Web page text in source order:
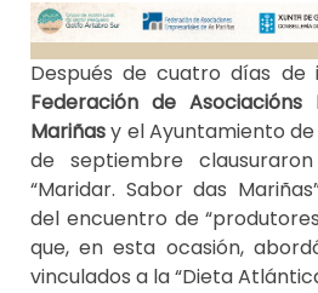
Después de cuatro días de
Federación de Asociacións
Mariñasy el Ayuntamiento
de septiembre
“Maridar. Sabor das
del encuentro de
que, en esta ocasión,
vinculados a la “Dieta